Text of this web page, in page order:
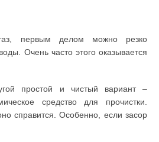
первым делом можно резко
Очень часто этого оказывается
простой и чистый вариант –
средство для прочистки.
справится. Особенно, если засор